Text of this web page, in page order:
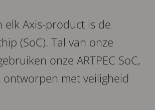
elk Axis-product is de
(SoC). Tal van onze
onze ARTPEC SoC,
met veiligheid